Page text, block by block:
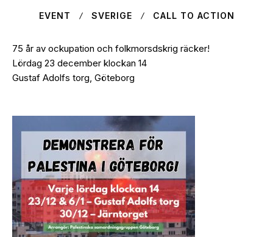
EVENT SVERIGE CALL TO ACTION
75 år av ockupation och folkmorsdskrig räcker!
Lördag 23 december klockan 14
Gustaf Adolfs torg, Göteborg